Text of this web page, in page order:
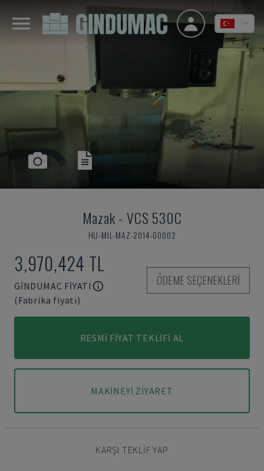
Mazak- VCS 530C
HU-MIL-MAZ-2014-00002
3,970,424 TL
GINDUMAC FIYATI
(Fabrika fiyatı)
ÖDEME SEÇENEKLERI
RESMI FIYAT TEKLIFI AL
MAKINEYI ZIYARET
KARŞI TEKLIF YAP